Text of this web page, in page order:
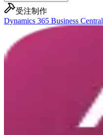
受注制作
Dynamics 365 Business Central